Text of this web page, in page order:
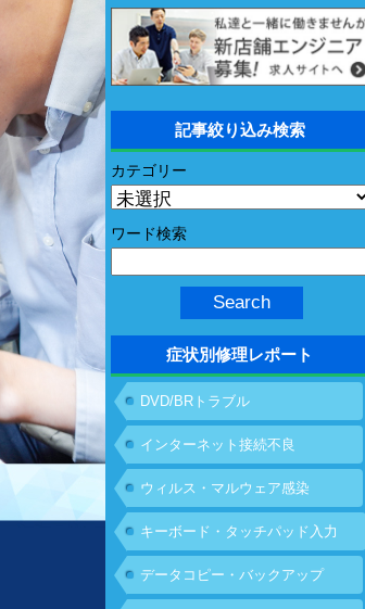
記事絞り込み検索
カテゴリー
ワード検索
症状別修理レポート
DVD/BRトラブル
インターネット接続不良
ウィルス・マルウェア感染
キーボード・タッチパッド入力
不具合
データコピー・バックアップ